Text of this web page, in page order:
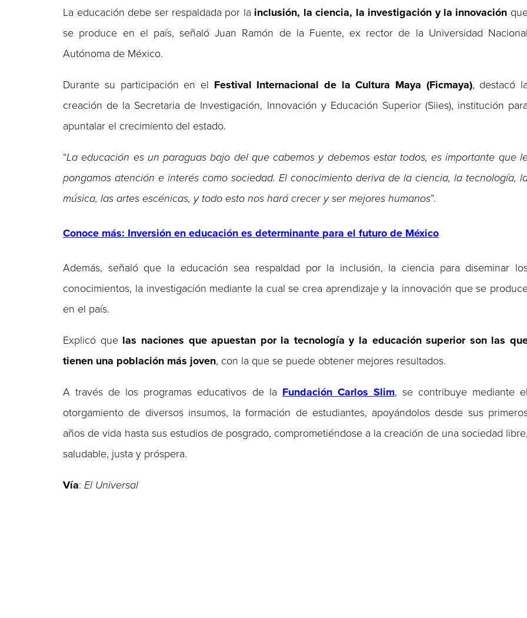
La educación debe ser respaldada por la inclusión, la ciencia, la investigación y la innovación
se produce en el país, señaló Juan Ramón de la Fuente, ex rector de la Universidad
Autónoma de México.
Durante su participación en el Festival Internacional de la Cultura Maya (Ficmaya), destacó
creación de la Secretaria de Investigación, Innovación y Educación Superior (Siies), institución
apuntalar el crecimiento del estado.
“La educación es un paraguas bajo del que cabemos y debemos estar todos, es importante que
pongamos atención e interés como sociedad. El conocimiento deriva de la ciencia, la tecnología,
música, las artes escénicas, y todo esto nos hará crecer y ser mejores humanos”.
Conoce más: Inversión en educación es determinante para el futuro de México
Además, señaló que la educación sea respaldad por la inclusión, la ciencia para diseminar
conocimientos, la investigación mediante la cual se crea aprendizaje y la innovación que se
en el país.
Explicó que las naciones que apuestan por la tecnología y la educación superior son las
tienen una población más joven, con la que se puede obtener mejores resultados.
A través de los programas educativos de la Fundación Carlos Slim, se contribuye mediante
otorgamiento de diversos insumos, la formación de estudiantes, apoyándolos desde sus
años de vida hasta sus estudios de posgrado, comprometiéndose a la creación de una sociedad
saludable, justa y próspera.
Vía:El Universal